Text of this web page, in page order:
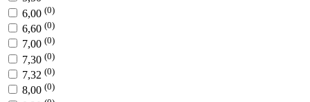
6,00 (0)
6,60 (0)
7,00 (0)
7,30 (0)
7,32 (0)
8,00 (0)